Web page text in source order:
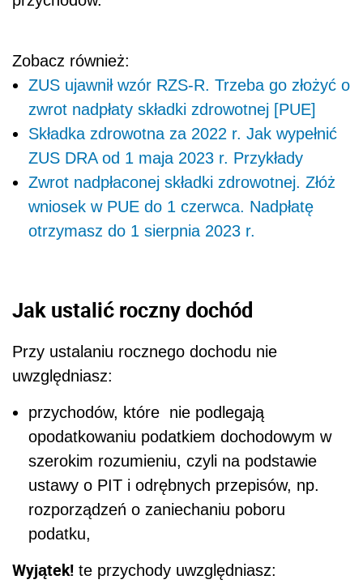
Zobacz również:
ZUS ujawnił wzór RZS-R. Trzeba go złożyć o
zwrot nadpłaty składki zdrowotnej [PUE]
Składka zdrowotna za 2022 r. Jak wypełnić
ZUS DRA od 1 maja 2023 r. Przykłady
Zwrot nadpłaconej składki zdrowotnej. Złóż
wniosek w PUE do 1 czerwca. Nadpłatę
otrzymasz do 1 sierpnia 2023 r.
Jak ustalić roczny dochód
Przy ustalaniu rocznego dochodu nie
uwzględniasz:
przychodów, które nie podlegają
opodatkowaniu podatkiem dochodowym w
szerokim rozumieniu, czyli na podstawie
ustawy o PIT i odrębnych przepisów, np.
rozporządzeń o zaniechaniu poboru
podatku,
Wyjątek! te przychody uwzględniasz: